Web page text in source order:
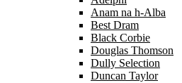
Anam na h-Alba
Best Dram
Black Corbie
Douglas Thomson
Dully Selection
Duncan Taylor